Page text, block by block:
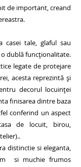
de important, creand
casei tale, glaful sau
dublă funcţionalitate.
legate de protejare
acesta reprezintă şi
decorul locuinţei
finisarea dintre baza
conferind un aspect
de locuit, birou,
distinctie si eleganta,
si muchie frumos